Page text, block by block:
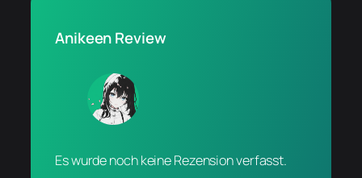
Anikeen Review
Es wurde noch keine Rezension verfasst.